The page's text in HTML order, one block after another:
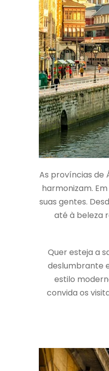
As províncias de
harmonizam. Em
suas gentes.
até à beleza
Quer esteja a
deslumbrante
estilo
convida os